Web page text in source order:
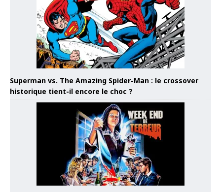
Superman vs. The Amazing Spider-Man : le crossover
historique tient-il encore le choc ?